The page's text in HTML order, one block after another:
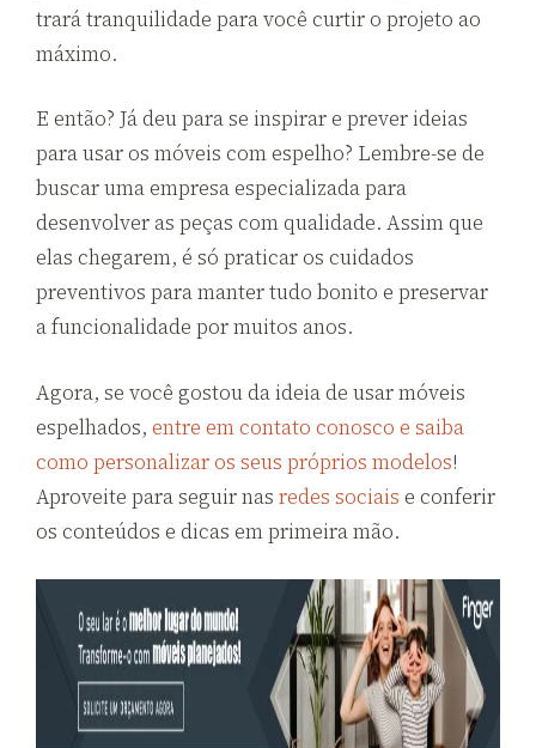
trará tranquilidade para você curtir o projeto ao
máximo.
E então? Já deu para se inspirar e prever ideias
para usar os móveis com espelho? Lembre-se de
buscar uma empresa especializada para
desenvolver as peças com qualidade. Assim que
elas chegarem, é só praticar os cuidados
preventivos para manter tudo bonito e preservar
a funcionalidade por muitos anos.
Agora, se você gostou da ideia de usar móveis
espelhados, entre em contato conosco e saiba
como personalizar os seus próprios modelos!
Aproveite para seguir nas redes sociais e conferir
os conteúdos e dicas em primeira mão.